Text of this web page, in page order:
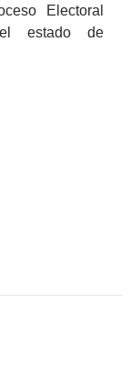
Electoral
estado de